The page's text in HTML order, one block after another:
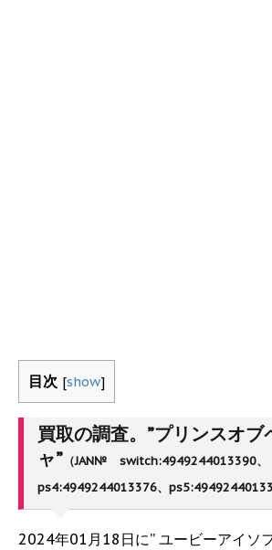
目次 [show]
買取の調査。”プリンスオブ
ャ” （JAN№ switch:4949244013390、
ps4:4949244013376、
2024年01月18日に” ユービーアイソ